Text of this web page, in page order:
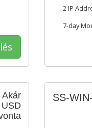
2 IP
7-day
Akár
SS-